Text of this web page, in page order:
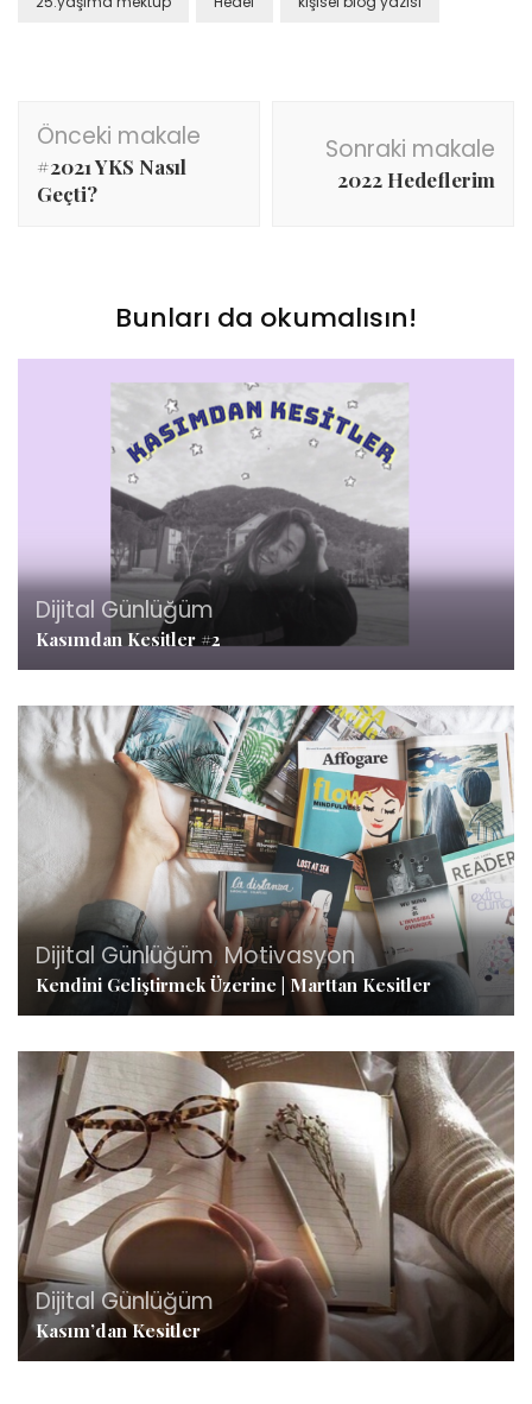
penceredeaçılır) tıklayın
Yazı
dolaşımı
Önceki makale
#2021 YKS Nasıl
Geçti?
Sonraki makale
2022 Hedeflerim
Bunları da okumalısın!
Dijital Günlüğüm
Kasımdan Kesitler #2
Dijital Günlüğüm Motivasyon
Kendini Geliştirmek Üzerine | Marttan Kesitler
Dijital Günlüğüm
Kasım’dan Kesitler